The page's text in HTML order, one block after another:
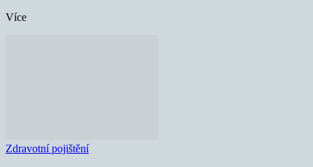
Více
Zdravotní pojištění